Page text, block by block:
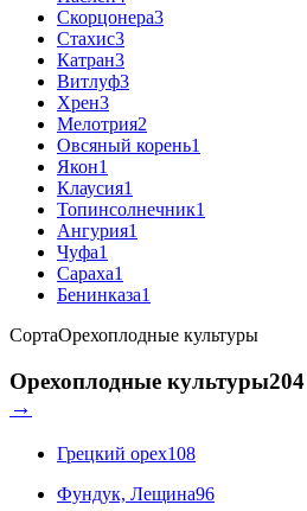
Скорцонера3
Стахис3
Катран3
Витлуф3
Хрен3
Мелотрия2
Овсяный корень1
Якон1
Клаусия1
Топинсолнечник1
Ангурия1
Чуфа1
Сараха1
Бенинказа1
СортаОрехоплодные культуры
Орехоплодные культуры
→
Грецкий орех108
Фундук, Лещина96